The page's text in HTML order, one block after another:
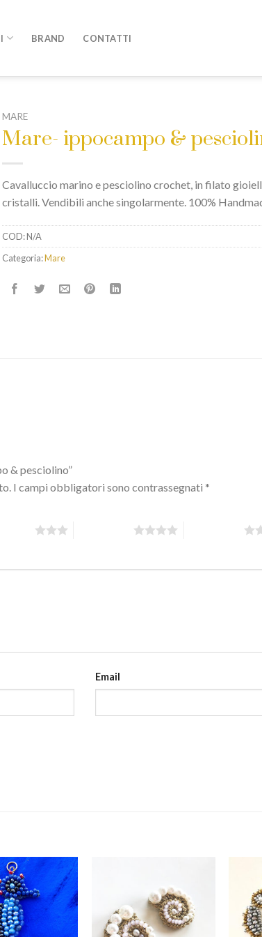
BRAND CONTATTI
MARE
Mare- ippocampo &
Cavalluccio marino e pesciolino crochet, in filato
cristalli. Vendibili anche singolarmente. 100%
COD:N/A
Categoria:Mare
& pesciolino”
I campi obbligatori sono contrassegnati *
Email